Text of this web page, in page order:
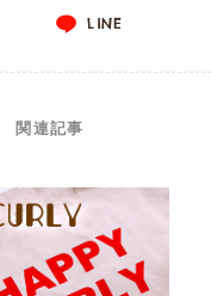
LINE
関連記事